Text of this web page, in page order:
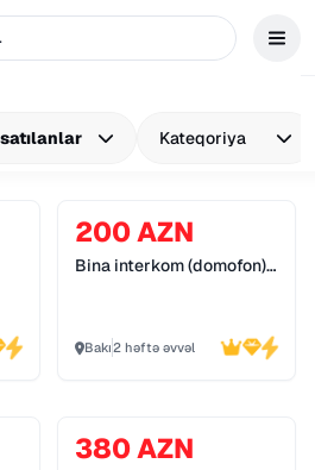
Kateqoriya
200 AZN
Bina interkom (domofon)
Bakı2 həftə əvvəl
380 AZN